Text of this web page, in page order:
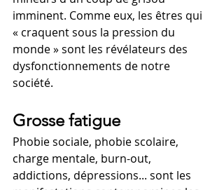
imminent. Comme eux, les êtres qui
« craquent sous la pression du
monde » sont les révélateurs des
dysfonctionnements de notre
société.
Grosse fatigue
Phobie sociale, phobie scolaire,
charge mentale, burn-out,
addictions, dépressions... sont les